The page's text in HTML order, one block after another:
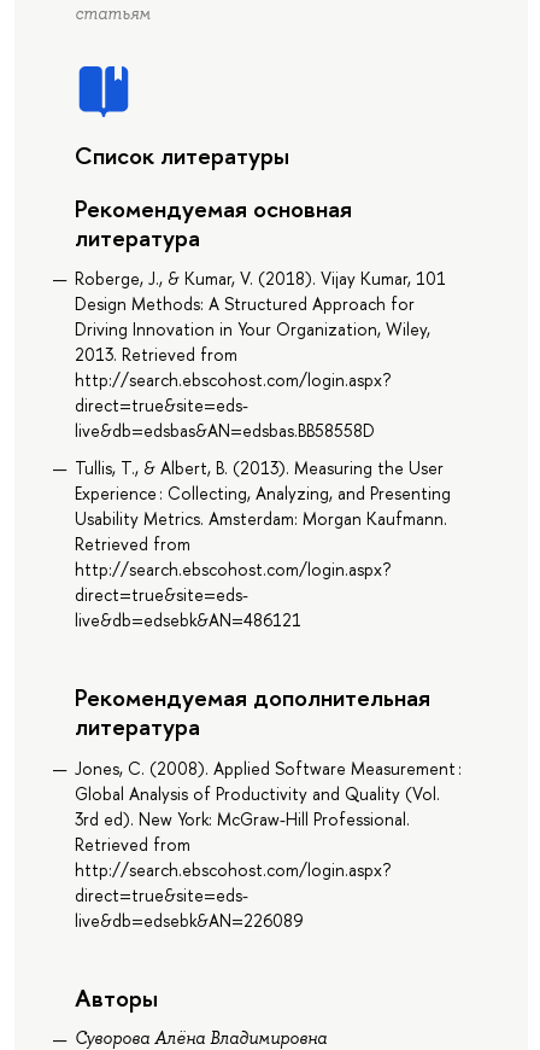
статьям
Список литературы
Рекомендуемая основная
литература
Roberge, J., & Kumar, V. (2018). Vijay Kumar, 101
Design Methods: A Structured Approach for
Driving Innovation in Your Organization, Wiley,
2013. Retrieved from
http://search.ebscohost.com/login.aspx?
direct=true&site=eds-
live&db=edsbas&AN=edsbas.BB58558D
Tullis, T., & Albert, B. (2013). Measuring the User
Experience : Collecting, Analyzing, and Presenting
Usability Metrics. Amsterdam: Morgan Kaufmann.
Retrieved from
http://search.ebscohost.com/login.aspx?
direct=true&site=eds-
live&db=edsebk&AN=486121
Рекомендуемая дополнительная
литература
Jones, C. (2008). Applied Software Measurement :
Global Analysis of Productivity and Quality (Vol.
3rd ed). New York: McGraw-Hill Professional.
Retrieved from
http://search.ebscohost.com/login.aspx?
direct=true&site=eds-
live&db=edsebk&AN=226089
Авторы
Суворова Алёна Владимировна